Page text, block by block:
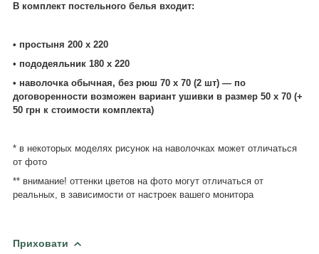
В комплект постельного белья входит:
• простыня 200 х 220
• пододеяльник 180 х 220
• наволочка обычная, без рюш 70 х 70 (2 шт) ― по
договоренности возможен вариант ушивки в размер 50 х 70 (+
50 грн к стоимости комплекта)
* в некоторых моделях рисунок на наволочках может отличаться
от фото
** внимание! оттенки цветов на фото могут отличаться от
реальных, в зависимости от настроек вашего монитора
Приховати